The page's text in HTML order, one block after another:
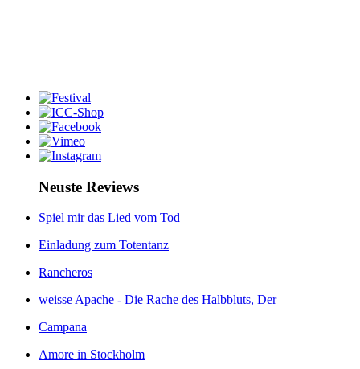
Neuste Reviews
Spiel mir das Lied vom Tod
Einladung zum Totentanz
Rancheros
weisse Apache - Die Rache des Halbbluts, Der
Campana
Amore in Stockholm